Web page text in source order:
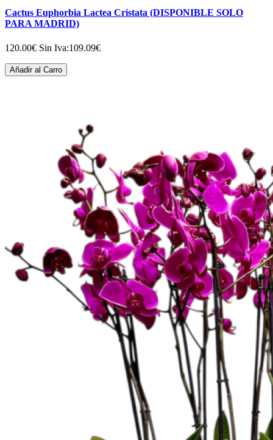
Cactus Euphorbia Lactea Cristata (DISPONIBLE SOLO
PARA MADRID)
120.00€ Sin Iva:109.09€
Añadir al Carro